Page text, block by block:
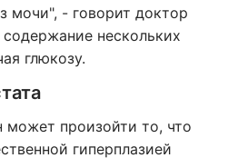
мочи", - говорит доктор
нескольких
глюкозу.
произойти то, что
гиперплазией